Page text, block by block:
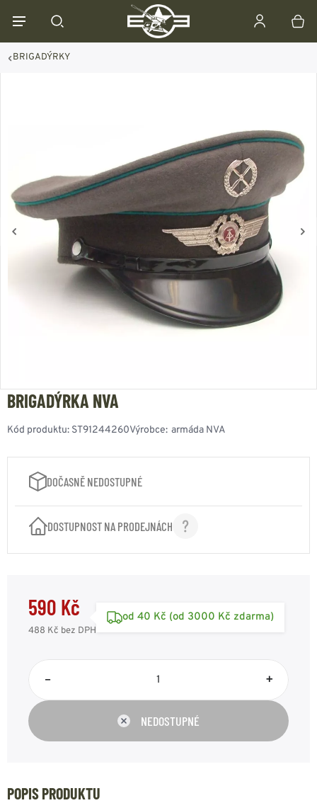
BRIGADÝRKY
BRIGADÝRKA NVA
Kód produktu: ST91244260Výrobce: armáda NVA
DOČASNĚ NEDOSTUPNÉ
DOSTUPNOST NA PRODEJNÁCH
590 Kč
488 Kč bez DPH
od 40 Kč (od 3000 Kč zdarma)
– +
NEDOSTUPNÉ
POPIS PRODUKTU